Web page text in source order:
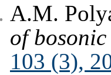
A.M.
of
103 (3),